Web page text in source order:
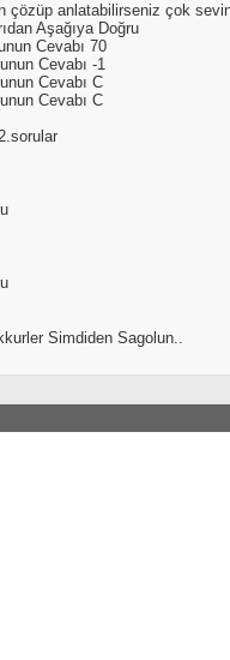
çözüp anlatabilirseniz çok
Aşağıya Doğru
Cevabı 70
Cevabı -1
Cevabı C
Cevabı C
Simdiden Sagolun..